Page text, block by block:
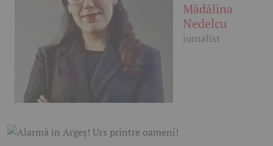
Mădălina
Nedelcu
jurnalist